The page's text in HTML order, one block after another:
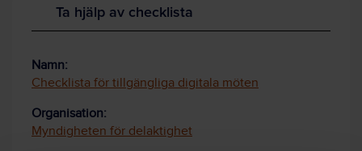
Ta hjälp av checklista
Namn:
Checklista för tillgängliga digitala möten
Organisation:
Myndigheten för delaktighet